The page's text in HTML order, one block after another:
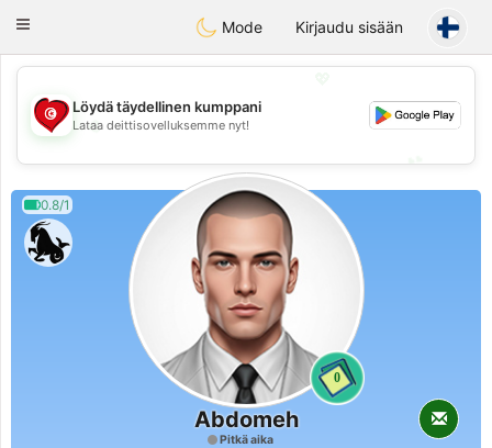
Tunisia Dating
Toggle
Mode Kirjaudu sisään
💖
💕
Löydä täydellinen kumppani
Lataa deittisovelluksemme nyt!
0.8/1
0
Abdomeh
Pitkä aika